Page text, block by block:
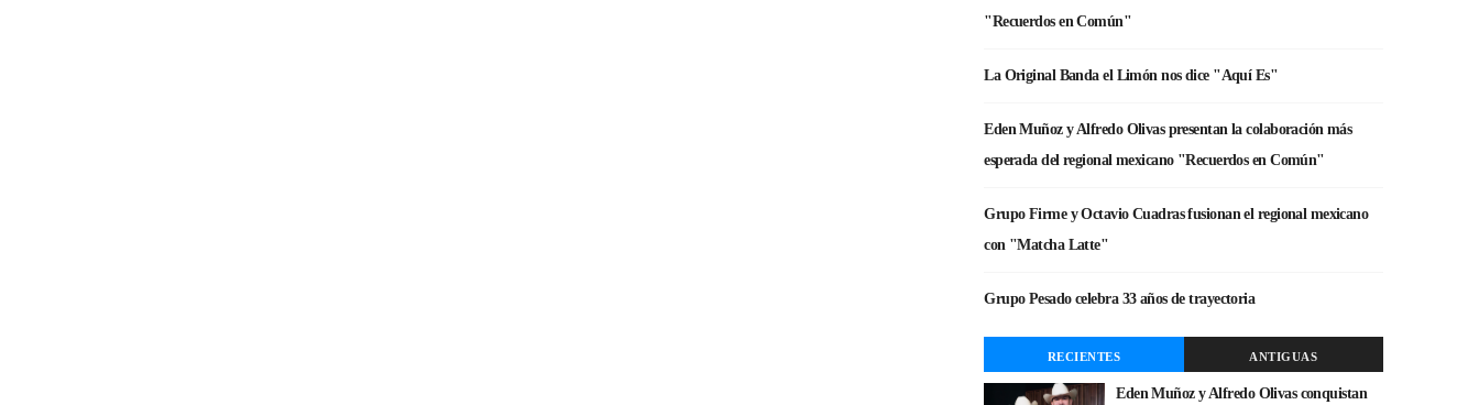
"Recuerdos en Común"
La Original Banda el Limón nos dice "Aquí Es"
Eden Muñoz y Alfredo Olivas presentan la colaboración más
esperada del regional mexicano "Recuerdos en Común"
Grupo Firme y Octavio Cuadras fusionan el regional mexicano
con "Matcha Latte"
Grupo Pesado celebra 33 años de trayectoria
RECIENTES ANTIGUAS
Eden Muñoz y Alfredo Olivas conquistan